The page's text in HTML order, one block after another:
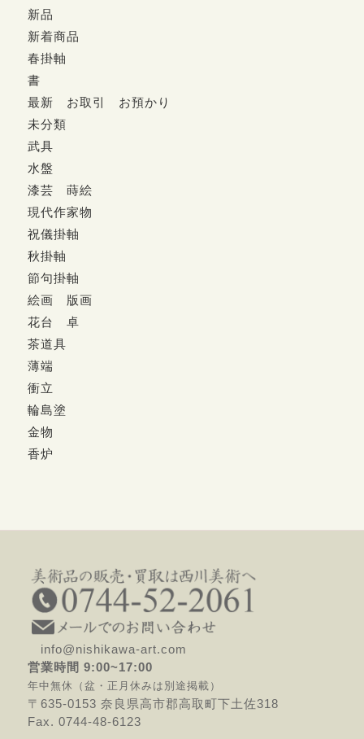
新品
新着商品
春掛軸
書
最新 お取引 お預かり
未分類
武具
水盤
漆芸 蒔絵
現代作家物
祝儀掛軸
秋掛軸
節句掛軸
絵画 版画
花台 卓
茶道具
薄端
衝立
輪島塗
金物
香炉
info@nishikawa-art.com
営業時間 9:00~17:00
年中無休（盆・正月休みは別途掲載）
〒635-0153 奈良県高市郡高取町下土佐318
Fax. 0744-48-6123